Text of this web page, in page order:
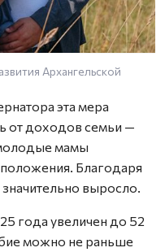
Архангельской
эта мера
от доходов семьи —
мамы
Благодаря
выросло.
года увеличен до 52
можно не раньше